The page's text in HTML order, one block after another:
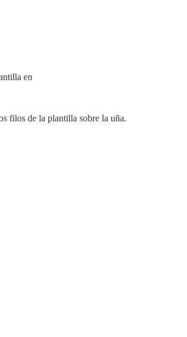
en
filos de la plantilla sobre la uña.